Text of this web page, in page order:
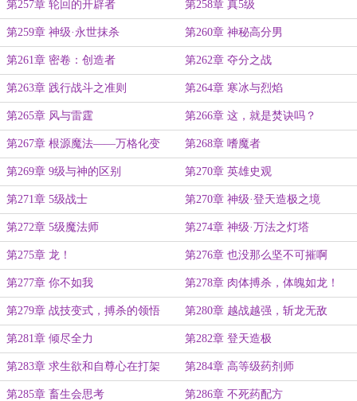
与毁灭的降临
第257章 轮回的开辟者 第258章 真5级
第259章 神级·永世抹杀 第260章 神秘高分男
第261章 密卷：创造者 第262章 夺分之战
第263章 践行战斗之准则 第264章 寒冰与烈焰
第265章 风与雷霆 第266章 这，就是焚诀吗？
第267章 根源魔法——万格化变 第268章 嗜魔者
第269章 9级与神的区别 第270章 英雄史观
第271章 5级战士 第270章 神级·登天造极之境
第272章 5级魔法师 第274章 神级·万法之灯塔
第275章 龙！ 第276章 也没那么坚不可摧啊
第277章 你不如我 第278章 肉体搏杀，体魄如龙！
第279章 战技变式，搏杀的领悟 第280章 越战越强，斩龙无敌
第281章 倾尽全力 第282章 登天造极
第283章 求生欲和自尊心在打架 第284章 高等级药剂师
第285章 畜生会思考 第286章 不死药配方